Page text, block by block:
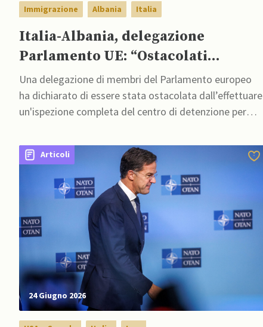
Immigrazione Albania Italia
Italia-Albania, delegazione
Parlamento UE: “Ostacolati
nell’ispezione centro di detenzione
per migranti”
Una delegazione di membri del Parlamento europeo
ha dichiarato di essere stata ostacolata dall’effettuare
un'ispezione completa del centro di detenzione per
Articoli
24 Giugno 2026